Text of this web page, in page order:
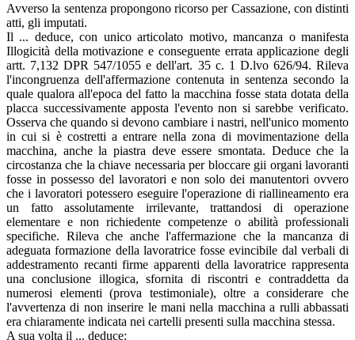
Avverso la sentenza propongono ricorso per Cassazione, con distinti
atti, gli imputati.
Il ... deduce, con unico articolato motivo, mancanza o manifesta
Illogicità della motivazione e conseguente errata applicazione degli
artt. 7,132 DPR 547/1055 e dell'art. 35 c. 1 D.lvo 626/94. Rileva
l'incongruenza dell'affermazione contenuta in sentenza secondo la
quale qualora all'epoca del fatto la macchina fosse stata dotata della
placca successivamente apposta l'evento non si sarebbe verificato.
Osserva che quando si devono cambiare i nastri, nell'unico momento
in cui si è costretti a entrare nella zona di movimentazione della
macchina, anche la piastra deve essere smontata. Deduce che la
circostanza che la chiave necessaria per bloccare gii organi lavoranti
fosse in possesso del lavoratori e non solo dei manutentori ovvero
che i lavoratori potessero eseguire l'operazione di riallineamento era
un fatto assolutamente irrilevante, trattandosi di operazione
elementare e non richiedente competenze o abilità professionali
specifiche. Rileva che anche l'affermazione che la mancanza di
adeguata formazione della lavoratrice fosse evincibile dal verbali di
addestramento recanti firme apparenti della lavoratrice rappresenta
una conclusione illogica, sfornita di riscontri e contraddetta da
numerosi elementi (prova testimoniale), oltre a considerare che
l'avvertenza di non inserire le mani nella macchina a rulli abbassati
era chiaramente indicata nei cartelli presenti sulla macchina stessa.
A sua volta il ... deduce: